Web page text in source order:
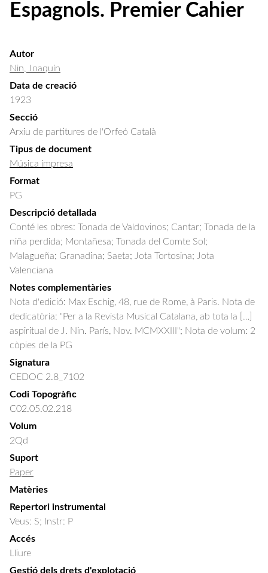
Espagnols. Premier Cahier
Autor
Nin, Joaquín
Data de creació
1923
Secció
Arxiu de partitures de l'Orfeó Català
Tipus de document
Música impresa
Format
PG
Descripció detallada
Conté les obres: Tonada de Valdovinos; Cantar; Tonada de la
niña perdida; Montañesa; Tonada del Comte Sol;
Malagueña; Granadina; Saeta; Jota Tortosina; Jota
Valenciana
Notes complementàries
Nota d'edició: Max Eschig, 48, rue de Rome, à Paris. Nota de
dedicatòria: "Per a la Revista Musical Catalana, ab tota la […]
aspiritual de J. Nin. París, Nov. MCMXXIII"; Nota de volum: 2
còpies de la PG
Signatura
CEDOC 2.8_7102
Codi Topogràfic
C02.05.02.218
Volum
2Qd
Suport
Paper
Matèries
Repertori instrumental
Veus: S; Instr: P
Accés
Lliure
Gestió dels drets d'explotació